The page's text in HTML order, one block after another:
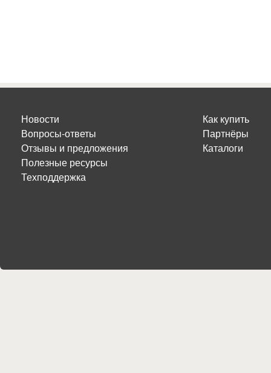
Новости
Вопросы-ответы
Отзывы и предложения
Полезные ресурсы
Техподдержка
Как купить
Партнёры
Каталоги